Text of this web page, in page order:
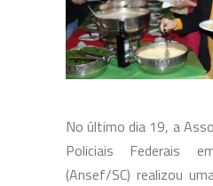
No último dia 19, a
Policiais Federais
(Ansef/SC) realizou